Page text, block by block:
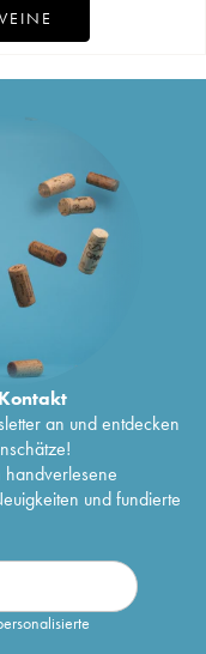
an und entdecken
handverlesene
und fundierte